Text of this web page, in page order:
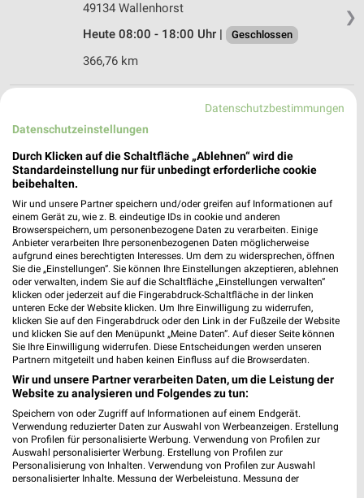
❯
49134 Wallenhorst
Heute 08:00 - 18:00 Uhr |
Geschlossen
366,76 km
Stavermann Wallenhorst
Ruller Straße 2
Heute 08:00 - 18:30 Uhr | Geschlossen
365,19 km
hagebaumarkt Quakenbrück
Badberger Str. 25
49610 Quakenbrück
Heute 08:00 - 19:00 Uhr | Geschlossen
367,81 km • Angebote: 1 Prospekt
Bergmann Bau-Erlebniswelt Bersenbrück
Von-Klitzing-Straße 6
49593 Bersenbrück
Heute 07:00 - 17:30 Uhr | Geschlossen
368,37 km
Datenschutzbestimmungen
Datenschutzeinstellungen
Durch Klicken auf die Schaltfläche „Ablehnen“ wird die
Standardeinstellung nur für unbedingt erforderliche cookie
beibehalten.
Wir und unsere Partner speichern und/oder greifen auf Informationen auf
einem Gerät zu, wie z. B. eindeutige IDs in cookie und anderen
Browserspeichern, um personenbezogene Daten zu verarbeiten. Einige
Anbieter verarbeiten Ihre personenbezogenen Daten möglicherweise
aufgrund eines berechtigten Interesses. Um dem zu widersprechen, öffnen
Sie die „Einstellungen“. Sie können Ihre Einstellungen akzeptieren, ablehnen
oder verwalten, indem Sie auf die Schaltfläche „Einstellungen verwalten“
klicken oder jederzeit auf die Fingerabdruck-Schaltfläche in der linken
unteren Ecke der Website klicken. Um Ihre Einwilligung zu widerrufen,
klicken Sie auf den Fingerabdruck oder den Link in der Fußzeile der Website
und klicken Sie auf den Menüpunkt „Meine Daten“. Auf dieser Seite können
Sie Ihre Einwilligung widerrufen. Diese Entscheidungen werden unseren
Partnern mitgeteilt und haben keinen Einfluss auf die Browserdaten.
Wir und unsere Partner verarbeiten Daten, um die Leistung der
Website zu analysieren und Folgendes zu tun:
Speichern von oder Zugriff auf Informationen auf einem Endgerät.
Verwendung reduzierter Daten zur Auswahl von Werbeanzeigen. Erstellung
von Profilen für personalisierte Werbung. Verwendung von Profilen zur
Auswahl personalisierter Werbung. Erstellung von Profilen zur
Personalisierung von Inhalten. Verwendung von Profilen zur Auswahl
personalisierter Inhalte. Messung der Werbeleistung. Messung der